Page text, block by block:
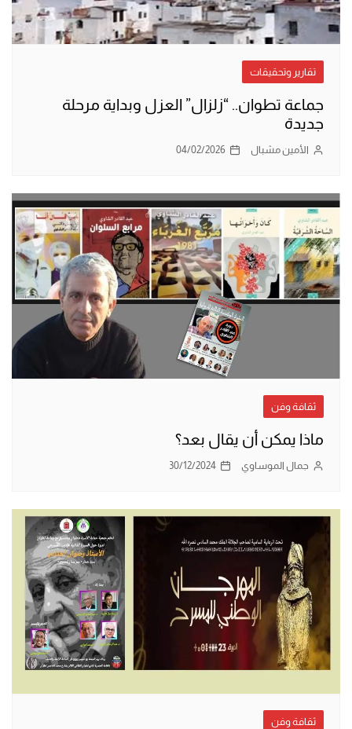
تقارير وتحقيقات
جماعة تطوان.. “زلزال” العزل وبداية مرحلة
جديدة
الأمين مشبال 04/02/2026
ثقافة وفن
ماذا يمكن أن يقال بعد؟
جمال الموساوي 30/12/2024
ثقافة وفن